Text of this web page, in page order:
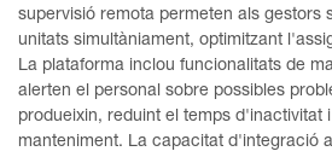
supervisió remota permeten als gestors
unitats simultàniament, optimitzant
La plataforma inclou funcionalitats de
alerten el personal sobre possibles
produeixin, reduint el temps d'inactivitat
manteniment. La capacitat d'integració